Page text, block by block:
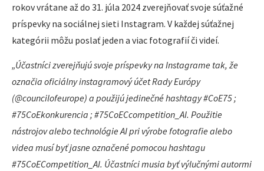
rokov vrátane až do 31. júla 2024 zverejňovať svoje súťažné
príspevky na sociálnej sieti Instagram. V každej súťažnej
kategórii môžu poslať jeden a viac fotografií či videí.
„Účastníci zverejňujú svoje príspevky na Instagrame tak, že
označia oficiálny instagramový účet Rady Európy
(@councilofeurope) a použijú jedinečné hashtagy #CoE75 ;
#75CoEkonkurencia ; #75CoECcompetition_AI. Použitie
nástrojov alebo technológie AI pri výrobe fotografie alebo
videa musí byť jasne označené pomocou hashtagu
#75CoECompetition_AI. Účastníci musia byť výlučnými autormi